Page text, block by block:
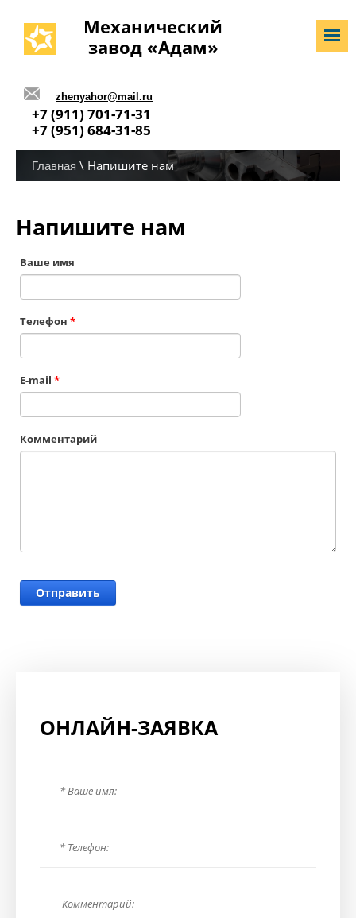
Механический
завод «Адам»
+7 (911) 701-71-31
+7 (951) 684-31-85
zhenyahor@mail.ru
Главная \ Напишите нам
Напишите нам
Ваше имя
Телефон *
E-mail *
Комментарий
ОНЛАЙН-ЗАЯВКА